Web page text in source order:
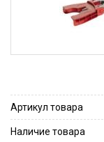
Артикул товара
Наличие товара